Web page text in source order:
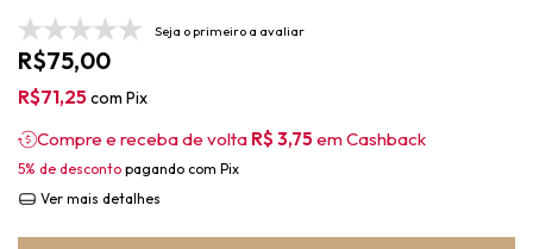
Seja o primeiro a avaliar
R$75,00
R$71,25 com Pix
Compre e receba de volta R$ 3,75 em Cashback
5% de desconto pagando com Pix
Ver mais detalhes